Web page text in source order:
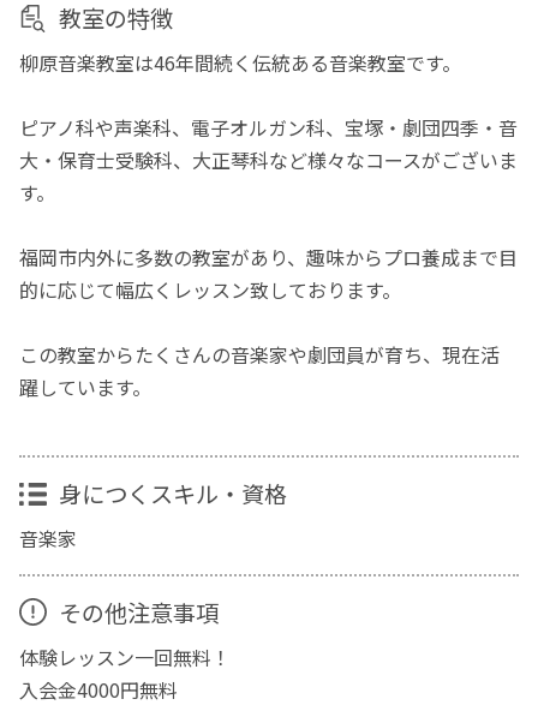
教室の特徴
柳原音楽教室は46年間続く伝統ある音楽教室です。
ピアノ科や声楽科、電子オルガン科、宝塚・劇団四季・音
大・保育士受験科、大正琴科など様々なコースがございま
す。
福岡市内外に多数の教室があり、趣味からプロ養成まで目
的に応じて幅広くレッスン致しております。
この教室からたくさんの音楽家や劇団員が育ち、現在活
躍しています。
身につくスキル・資格
音楽家
その他注意事項
体験レッスン一回無料！
入会金4000円無料